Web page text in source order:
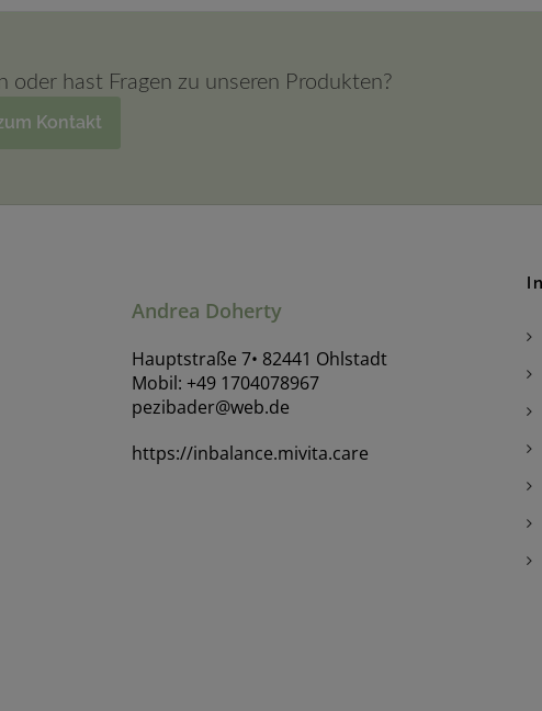
hast Fragen zu unseren Produkten?
Kontakt
Andrea Doherty
Hauptstraße 7• 82441 Ohlstadt
Mobil: +49 1704078967
pezibader@web.de
https://inbalance.mivita.care